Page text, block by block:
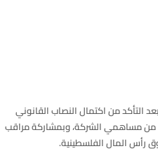
التأكد من اكتمال النصاب القانوني
من مساهمي الشركة، وبمشاركة مراقب
رأس المال الفلسطينية.